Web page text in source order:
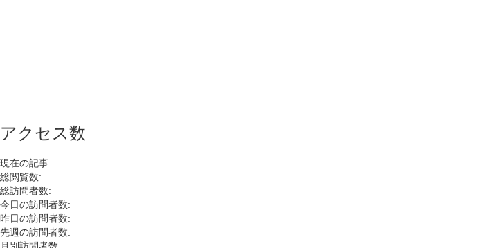
アクセス数
現在の記事:
総閲覧数:
総訪問者数:
今日の訪問者数:
昨日の訪問者数:
先週の訪問者数: